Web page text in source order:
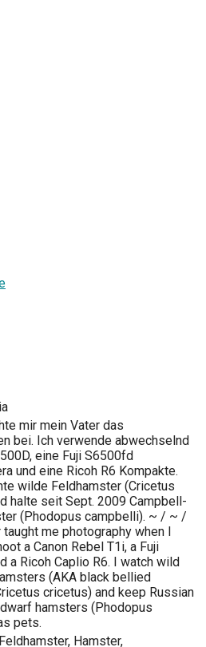
mir mein Vater das
bei. Ich verwende abwechselnd
eine Fuji S6500fd
und eine Ricoh R6 Kompakte.
wilde Feldhamster (Cricetus
halte seit Sept. 2009 Campbell-
(Phodopus campbelli). ~ / ~ /
me photography when I
a Canon Rebel T1i, a Fuji
a Ricoh Caplio R6. I watch wild
(AKA black bellied
cricetus) and keep Russian
hamsters (Phodopus
pets.
Hamster,